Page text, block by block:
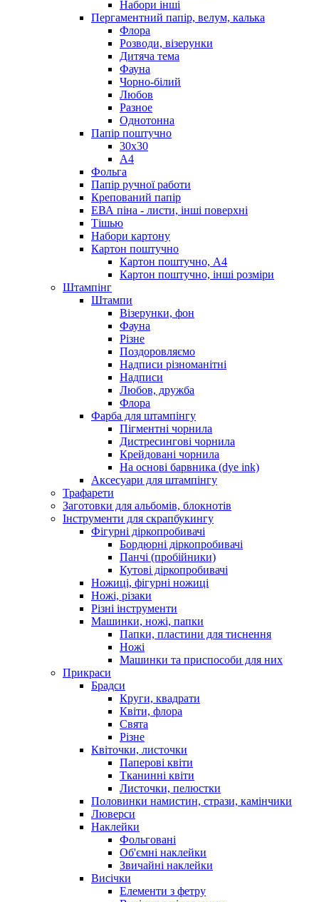
Набори інші
Пергаментний папір, велум, калька
Флора
Розводи, візерунки
Дитяча тема
Фауна
Чорно-білий
Любов
Разное
Однотонна
Папір поштучно
30х30
А4
Фольга
Папір ручної работи
Крепований папір
ЕВА піна - листи, інші поверхні
Тішью
Набори картону
Картон поштучно
Картон поштучно, А4
Картон поштучно, інші розміри
Штампінг
Штампи
Візерунки, фон
Фауна
Різне
Поздоровляємо
Надписи різноманітні
Надписи
Любов, дружба
Флора
Фарба для штампінгу
Пігментні чорнила
Дистресингові чорнила
Крейдовані чорнила
На основі барвника (dye ink)
Аксесуари для штампінгу
Трафарети
Заготовки для альбомів, блокнотів
Інструменти для скрапбукингу
Фігурні діркопробивачі
Бордюрні діркопробивачі
Панчі (пробійники)
Кутові діркопробивачі
Ножиці, фігурні ножиці
Ножі, різаки
Різні інструменти
Машинки, ножі, папки
Папки, пластини для тиснення
Ножі
Машинки та приспособи для них
Прикраси
Брадси
Круги, квадрати
Квіти, флора
Свята
Різне
Квіточки, листочки
Паперові квіти
Тканинні квіти
Листочки, пелюстки
Половинки намистин, стрази, камінчики
Люверси
Наклейки
Фольговані
Об'ємні наклейки
Звичайні наклейки
Висічки
Елементи з фетру